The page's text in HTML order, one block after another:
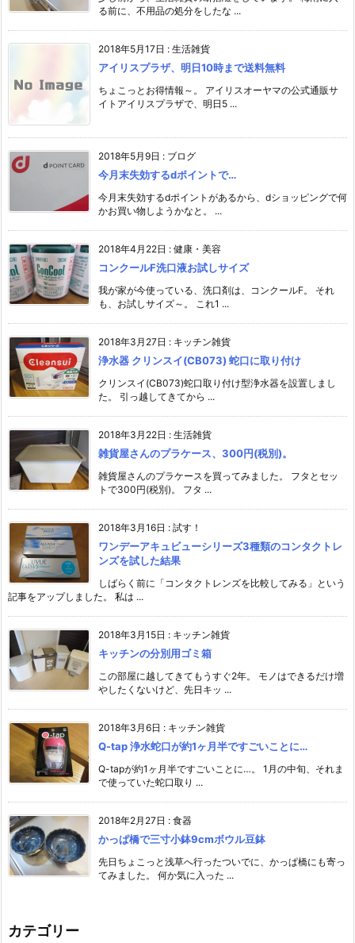
る前に、不用品の処分をしたな ...
2018年5月17日 : 生活雑貨
アイリスプラザ、明日10時まで送料無料
ちょこっとお得情報～。 アイリスオーヤマの公式通販サ
イトアイリスプラザで、明日5 ...
2018年5月9日 : ブログ
今月末失効するdポイントで…
今月末失効するdポイントがあるから、dショッピングで何
かお買い物しようかなと。 ...
2018年4月22日 : 健康・美容
コンクールF洗口液お試しサイズ
我が家が今使っている、洗口剤は、コンクールF。 それ
も、お試しサイズ～。 これ1 ...
2018年3月27日 : キッチン雑貨
浄水器 クリンスイ(CB073) 蛇口に取り付け
クリンスイ(CB073)蛇口取り付け型浄水器を設置しまし
た。 引っ越してきてから ...
2018年3月22日 : 生活雑貨
雑貨屋さんのプラケース、300円(税別)。
雑貨屋さんのプラケースを買ってみました。 フタとセッ
トで300円(税別)。 フタ ...
2018年3月16日 : 試す！
ワンデーアキュビューシリーズ3種類のコンタクトレ
ンズを試した結果
しばらく前に「コンタクトレンズを比較してみる」という
記事をアップしました。 私は ...
2018年3月15日 : キッチン雑貨
キッチンの分別用ゴミ箱
この部屋に越してきてもうすぐ2年。 モノはできるだけ増
やしたくないけど、先日キッ ...
2018年3月6日 : キッチン雑貨
Q-tap 浄水蛇口が約1ヶ月半ですごいことに…
Q-tapが約1ヶ月半ですごいことに…。 1月の中旬、それま
で使っていた蛇口取り ...
2018年2月27日 : 食器
かっぱ橋で三寸小鉢9cmボウル豆鉢
先日ちょこっと浅草へ行ったついでに、かっぱ橋にも寄っ
てみました。 何か気に入った ...
カテゴリー